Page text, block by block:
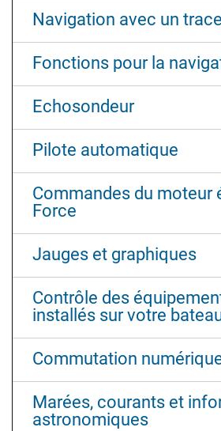
Navigation avec un
Fonctions pour la
Echosondeur
Pilote automatique
Commandes du moteur
Force
Jauges et graphiques
Contrôle des
installés sur votre
Commutation
Marées, courants et
astronomiques